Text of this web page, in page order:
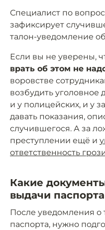
Специалист по
зафиксирует
талон‑уведомление
Если вы не уверены,
врать об этом не
воровстве
возбудить уголовное
и у полицейских, и у
давать показания,
случившегося. А за
преступлении ещё и
ответственность
Какие
выдачи паспорта
После уведомления о
паспорта, нужно